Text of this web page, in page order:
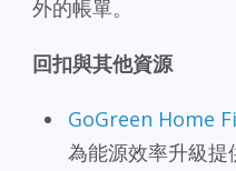
外的帳單。
回扣與其他資源
GoGreen Home
為能源效率升級提